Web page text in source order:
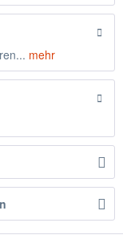
mehr